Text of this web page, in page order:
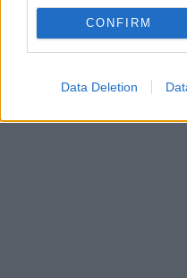
CONFIRM
Data Deletion